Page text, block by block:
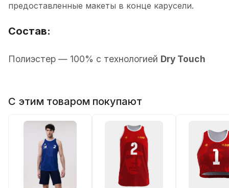
предоставленные макеты в конце карусели.
Состав:
Полиэстер — 100% с технологией Dry Touch
С этим товаром покупают